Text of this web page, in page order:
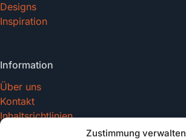
Zustimmung verwalten
Designs
Inspiration
Information
Über uns
Kontakt
Inhaltsrichtlinien